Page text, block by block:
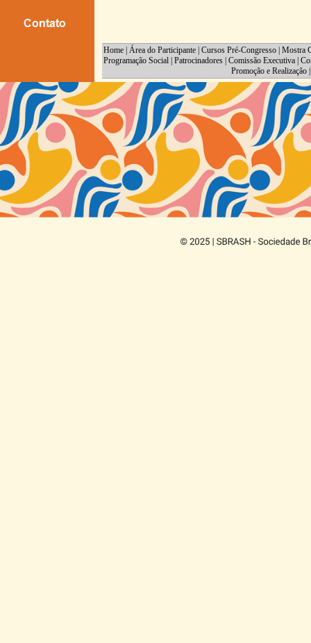
Home Área do Participante Cursos Pré-Congresso Mostra
Programação Social |Patrocinadores |Comissão Executiva |
Promoção e Realização